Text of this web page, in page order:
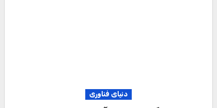
دنیای فناوری